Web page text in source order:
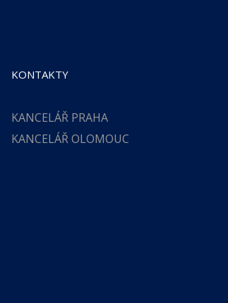
KONTAKTY
KANCELÁŘ PRAHA
KANCELÁŘ OLOMOUC